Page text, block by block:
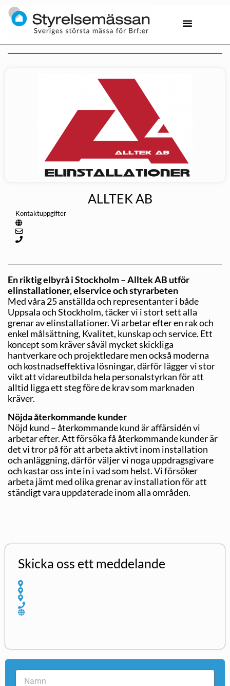
ALLTEK AB
Kontaktuppgifter
En riktig elbyrå i Stockholm – Alltek AB utför
elinstallationer, elservice och styrarbeten
Med våra 25 anställda och representanter i både
Uppsala och Stockholm, täcker vi i stort sett alla
grenar av elinstallationer. Vi arbetar efter en rak och
enkel målsättning, Kvalitet, kunskap och service. Ett
koncept som kräver såväl mycket skickliga
hantverkare och projektledare men också moderna
och kostnadseffektiva lösningar, därför lägger vi stor
vikt att vidareutbilda hela personalstyrkan för att
alltid ligga ett steg före de krav som marknaden
kräver.
Nöjda återkommande kunder
Nöjd kund – återkommande kund är affärsidén vi
arbetar efter. Att försöka få återkommande kunder är
det vi tror på för att arbeta aktivt inom installation
och anläggning, därför väljer vi noga uppdragsgivare
och kastar oss inte in i vad som helst. Vi försöker
arbeta jämt med olika grenar av installation för att
ständigt vara uppdaterade inom alla områden.
Skicka oss ett meddelande